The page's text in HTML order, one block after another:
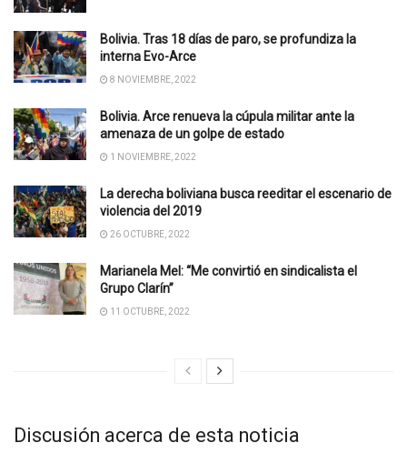
Bolivia. Tras 18 días de paro, se profundiza la
interna Evo-Arce
8 NOVIEMBRE, 2022
Bolivia. Arce renueva la cúpula militar ante la
amenaza de un golpe de estado
1 NOVIEMBRE, 2022
La derecha boliviana busca reeditar el escenario de
violencia del 2019
26 OCTUBRE, 2022
Marianela Mel: “Me convirtió en sindicalista el
Grupo Clarín”
11 OCTUBRE, 2022
Discusión acerca de esta noticia